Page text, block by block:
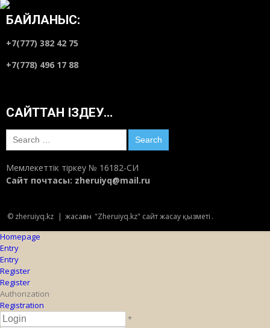
БАЙЛАНЫС:
+7(777) 382 42 75
+7(778) 496 17 88
САЙТТАН ІЗДЕУ…
Search
for:
Мемлекеттік тіркеу № 16182-СИ
Сайт почтасы: zheruiyq@mail.ru
© zheruiyq.kz | жасаған "Zheruiyq.kz" сайт жасау қызметі .
Homepage
Entry
Entry
Register
Register
Authorization
Registration
*